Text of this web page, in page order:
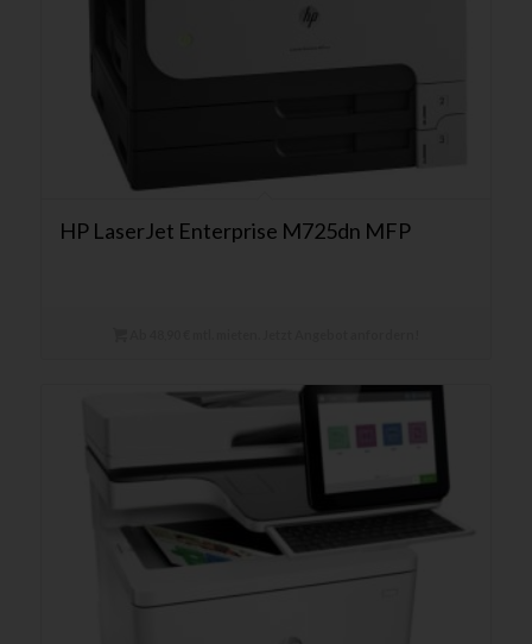
HP LaserJet Enterprise M725dn MFP